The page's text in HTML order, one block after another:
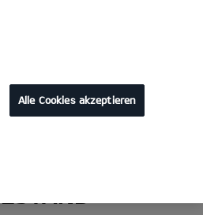
Alle Cookies akzeptieren